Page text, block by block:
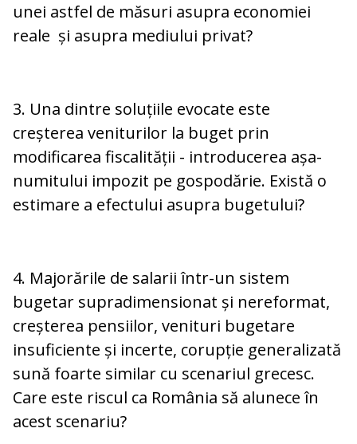
unei astfel de măsuri asupra economiei
reale și asupra mediului privat?
3. Una dintre soluțiile evocate este
creșterea veniturilor la buget prin
modificarea fiscalității - introducerea așa-
numitului impozit pe gospodărie. Există o
estimare a efectului asupra bugetului?
4. Majorările de salarii într-un sistem
bugetar supradimensionat și nereformat,
creșterea pensiilor, venituri bugetare
insuficiente și incerte, corupție generalizată
sună foarte similar cu scenariul grecesc.
Care este riscul ca România să alunece în
acest scenariu?